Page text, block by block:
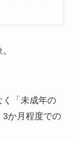
く「未成年の
か月程度での